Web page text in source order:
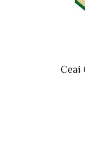
Ceai